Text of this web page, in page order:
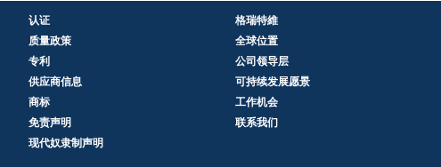
认证
质量政策
专利
供应商信息
商标
免责声明
现代奴隶制声明
格瑞特維
全球位置
公司领导层
可持续发展愿景
工作机会
联系我们